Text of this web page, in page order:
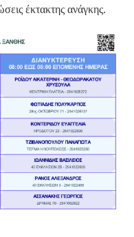
έκτακτης ανάγκης.